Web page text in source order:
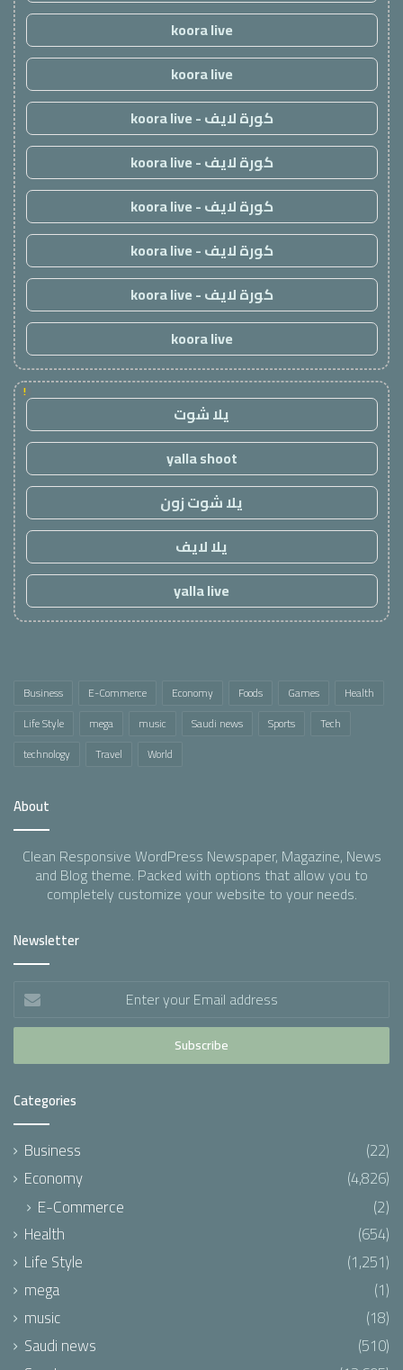
koora live
koora live
كورة لايف - koora live
كورة لايف - koora live
كورة لايف - koora live
كورة لايف - koora live
كورة لايف - koora live
koora live
!
يلا شوت
yalla shoot
يلا شوت زون
يلا لايف
yalla live
Business E-Commerce Economy Foods Games
Health
Life Style
mega music Saudi news Sports
Tech
technology
Travel World
About
Clean Responsive WordPress Newspaper, Magazine, News
and Blog theme. Packed with options that allow you to
completely customize your website to your needs.
Newsletter
Enter
your
Email
Categories
Business
(22)
Economy
(4,826)
E-Commerce (2)
Health
(654)
Life Style
(1,251)
mega
(1)
music
(18)
Saudi news
(510)